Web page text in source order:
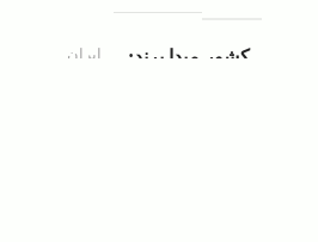
کشور مبدا برند ایران